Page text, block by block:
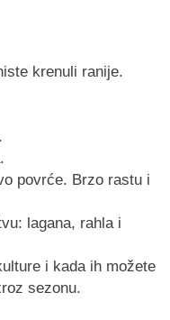
krenuli ranije.
povrće. Brzo rastu i
lagana, rahla i
i kada ih možete
sezonu.